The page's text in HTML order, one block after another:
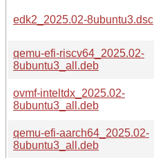
edk2_2025.02-8ubuntu3.dsc
qemu-efi-riscv64_2025.02-
8ubuntu3_all.deb
ovmf-inteltdx_2025.02-
8ubuntu3_all.deb
qemu-efi-aarch64_2025.02-
8ubuntu3_all.deb